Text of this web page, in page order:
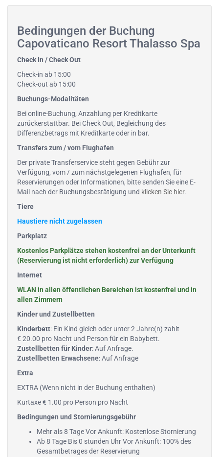
Bedingungen der Buchung
Capovaticano Resort Thalasso Spa
Check In / Check Out
Check-in ab 15:00
Check-out ab 15:00
Buchungs-Modalitäten
Bei online-Buchung, Anzahlung per Kreditkarte
zurückerstattbar. Bei Check Out, Begleichung des
Differenzbetrags mit Kreditkarte oder in bar.
Transfers zum / vom Flughafen
Der private Transferservice steht gegen Gebühr zur
Verfügung, vom / zum nächstgelegenen Flughafen, für
Reservierungen oder Informationen, bitte senden Sie eine E-
Mail nach der Buchungsbestätigung und klicken Sie hier.
Tiere
Haustiere nicht zugelassen
Parkplatz
Kostenlos Parkplätze stehen kostenfrei an der Unterkunft
(Reservierung ist nicht erforderlich) zur Verfügung
Internet
WLAN in allen öffentlichen Bereichen ist kostenfrei und in
allen Zimmern
Kinder und Zustellbetten
Kinderbett: Ein Kind gleich oder unter 2 Jahre(n) zahlt
€ 20.00 pro Nacht und Person für ein Babybett.
Zustellbetten für Kinder: Auf Anfrage.
Zustellbetten Erwachsene: Auf Anfrage
Extra
EXTRA (Wenn nicht in der Buchung enthalten)
Kurtaxe € 1.00 pro Person pro Nacht
Bedingungen und Stornierungsgebühr
Mehr als 8 Tage Vor Ankunft: Kostenlose Stornierung
Ab 8 Tage Bis 0 stunden Uhr Vor Ankunft: 100% des
Gesamtbetrages der Reservierung